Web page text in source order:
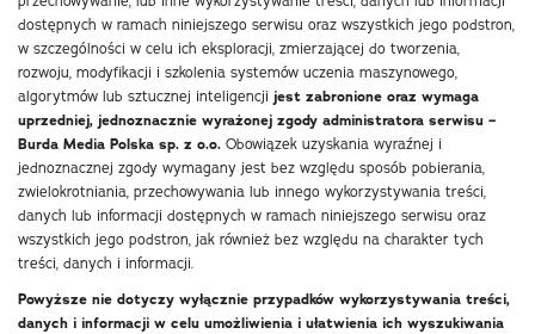
dostępnych w ramach niniejszego serwisu oraz wszystkich jego podstron,
w szczególności w celu ich eksploracji, zmierzającej do tworzenia,
rozwoju, modyfikacji i szkolenia systemów uczenia maszynowego,
algorytmów lub sztucznej inteligencji jest zabronione oraz wymaga
uprzedniej, jednoznacznie wyrażonej zgody administratora serwisu –
Burda Media Polska sp. z o.o. Obowiązek uzyskania wyraźnej i
jednoznacznej zgody wymagany jest bez względu sposób pobierania,
zwielokrotniania, przechowywania lub innego wykorzystywania treści,
danych lub informacji dostępnych w ramach niniejszego serwisu oraz
wszystkich jego podstron, jak również bez względu na charakter tych
treści, danych i informacji.
Powyższe nie dotyczy wyłącznie przypadków wykorzystywania treści,
danych i informacji w celu umożliwienia i ułatwienia ich wyszukiwania